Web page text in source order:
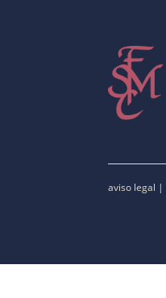
aviso legal |